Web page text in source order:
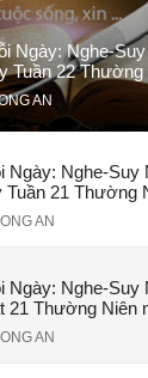
Ngày: Nghe-
Tuần 22 Thường
AN
Ngày: Nghe-Suy
21 Thường
AN
Ngày: Nghe-Suy
21 Thường Niên
AN